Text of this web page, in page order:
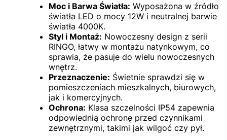
Moc i Barwa Światła: Wyposażona w źródło
światła LED o mocy 12W i neutralnej barwie
światła 4000K.
Styl i Montaż: Nowoczesny design z serii
RINGO, łatwy w montażu natynkowym, co
sprawia, że pasuje do wielu nowoczesnych
wnętrz.
Przeznaczenie: Świetnie sprawdzi się w
pomieszczeniach mieszkalnych, biurowych,
jak i komercyjnych.
Ochrona: Klasa szczelności IP54 zapewnia
odpowiednią ochronę przed czynnikami
zewnętrznymi, takimi jak wilgoć czy pył.